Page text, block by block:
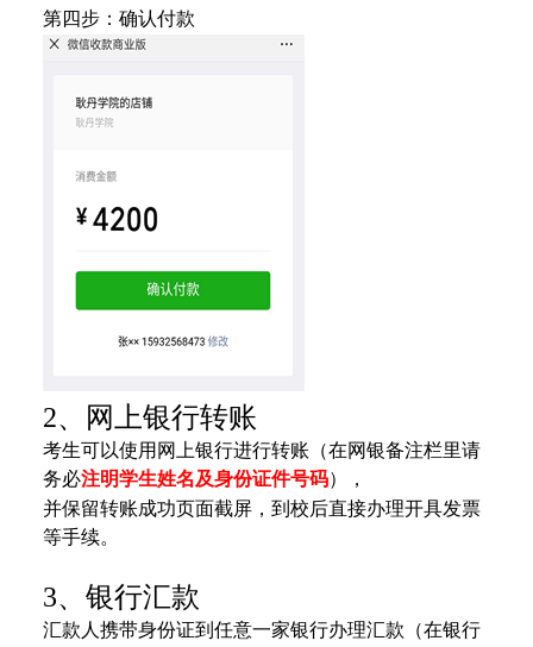
第四步：确认付款
2、网上银行转账
考生可以使用网上银行进行转账（在网银备注栏里请
务必注明学生姓名及身份证件号码），
并保留转账成功页面截屏，到校后直接办理开具发票
等手续。
3、银行汇款
汇款人携带身份证到任意一家银行办理汇款（在银行